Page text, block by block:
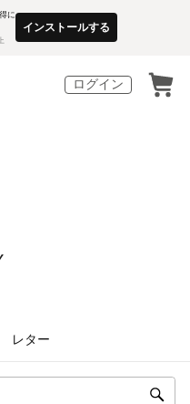
に
インストールする
ログイン
レター